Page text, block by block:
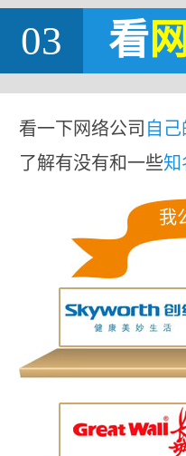
03 看
看一下网络公司 自
了解有没有和一些知
我